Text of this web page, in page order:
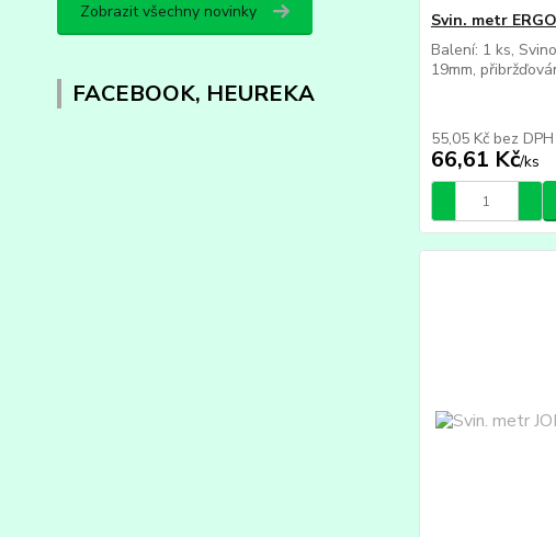
Zobrazit všechny novinky
FACEBOOK, HEUREKA
Svin. metr
Balení: 1 ks,
19mm,
66,61 Kč/ks
55,05 Kč bez DPH